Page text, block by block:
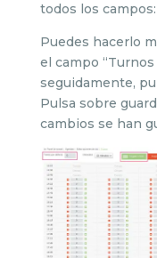
todos los
Puedes hacerlo
el campo
seguidamente,
Pulsa sobre
cambios se han